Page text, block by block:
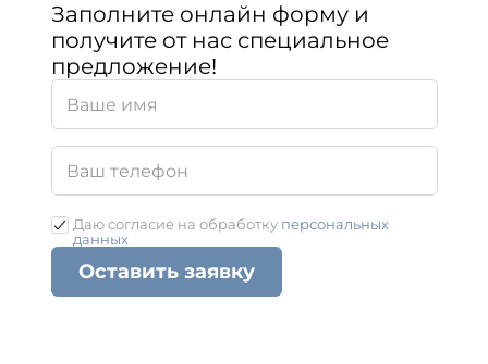
Заполните онлайн форму и
получите от нас специальное
предложение!
Даю согласие на обработку персональных
данных
Оставить заявку